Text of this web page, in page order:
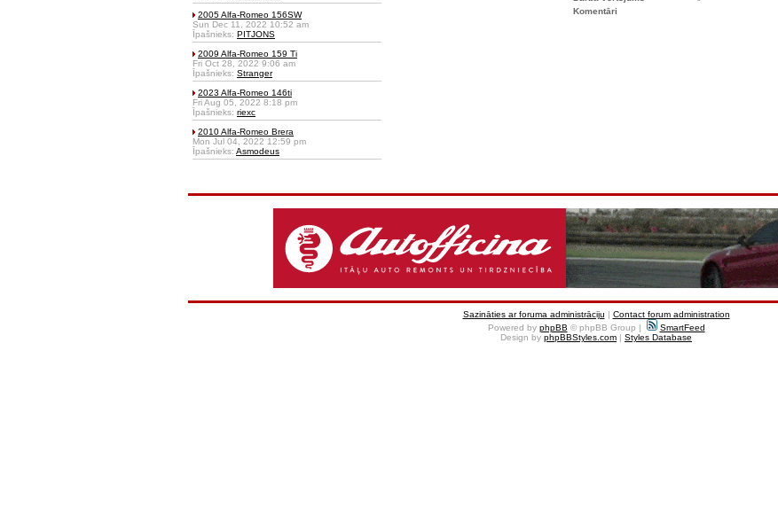
2005 Alfa-Romeo 156SW
Sun Dec 11, 2022 10:52 am
Īpašnieks: PITJONS
2009 Alfa-Romeo 159 Ti
Fri Oct 28, 2022 9:06 am
Īpašnieks: Stranger
2023 Alfa-Romeo 146ti
Fri Aug 05, 2022 8:18 pm
Īpašnieks: riexc
2010 Alfa-Romeo Brera
Mon Jul 04, 2022 12:59 pm
Īpašnieks: Asmodeus
Komentāri
Sazināties ar foruma administrāciju | Contact forum administration
Powered by phpBB © phpBB Group |
SmartFeed
Design by phpBBStyles.com | Styles Database